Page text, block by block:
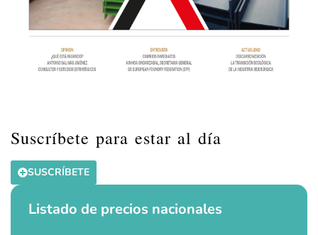
Suscríbete para estar al día
SUSCRÍBETE
Listado de precios nacionales